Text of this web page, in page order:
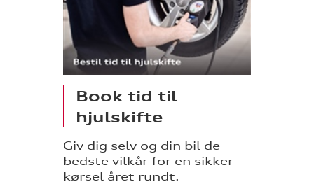
Book tid til
hjulskifte
Giv dig selv og din bil de
bedste vilkår for en sikker
kørsel året rundt.